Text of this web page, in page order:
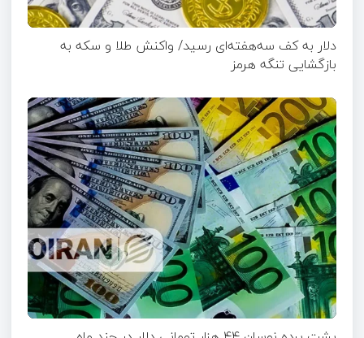
دلار به کف سه‌هفته‌ای رسید/ واکنش طلا و سکه به
بازگشایی تنگه هرمز